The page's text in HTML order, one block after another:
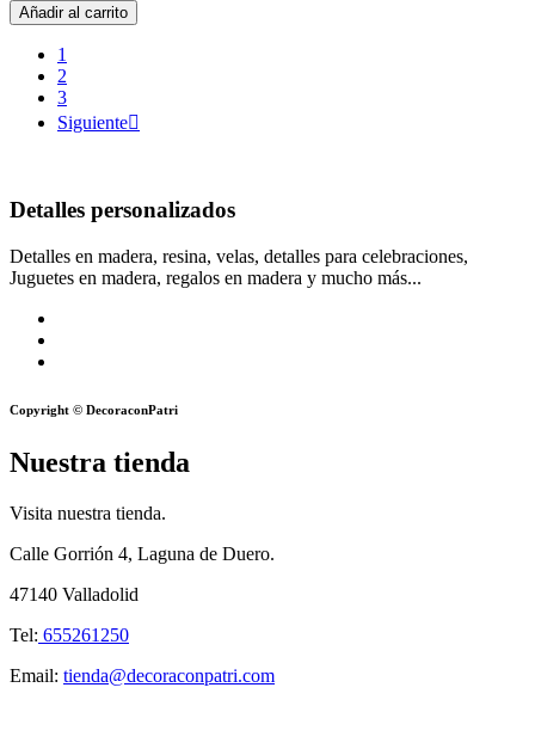
Añadir al carrito
1
2
3
Siguiente
Detalles personalizados
Detalles en madera, resina, velas, detalles para celebraciones,
Juguetes en madera, regalos en madera y mucho más...
Copyright © DecoraconPatri
Nuestra tienda
Visita nuestra tienda.
Calle Gorrión 4, Laguna de Duero.
47140 Valladolid
Tel: 655261250
Email: tienda@decoraconpatri.com